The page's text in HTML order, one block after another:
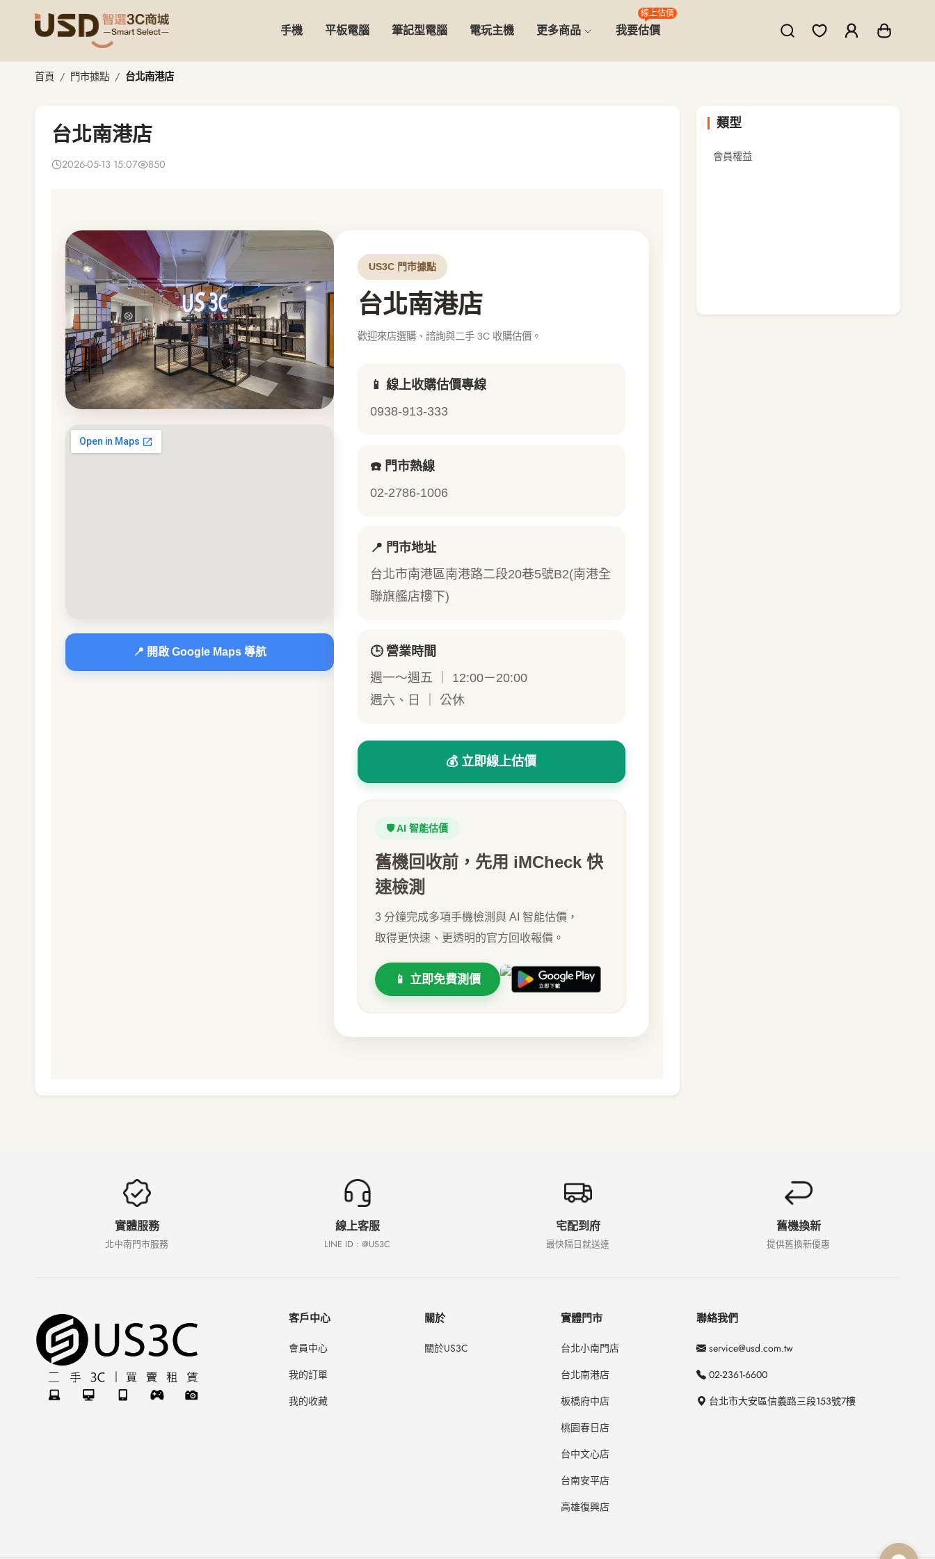
手機 平板電腦 筆記型電腦 電玩主機 更多商品 我要估價
線上估價
台北南港店
首頁 門市據點 台北南港店
台北南港店
2026-05-13 15:07 850
📍 開啟 Google Maps 導航
US3C 門市據點
台北南港店
歡迎來店選購、諮詢與二手 3C 收購估價。
📱 線上收購估價專線
0938-913-333
☎️ 門市熱線
02-2786-1006
📍 門市地址
台北市南港區南港路二段20巷5號B2(南港全
聯旗艦店樓下)
🕒 營業時間
週一～週五 ｜ 12:00－20:00
週六、日 ｜ 公休
💰 立即線上估價
🛡️ AI 智能估價
舊機回收前，先用 iMCheck 快
速檢測
3 分鐘完成多項手機檢測與 AI 智能估價，
取得更快速、更透明的官方回收報價。
📱 立即免費測價
類型
會員權益
實體服務
北中南門市服務
線上客服
LINE ID : @US3C
宅配到府
最快隔日就送達
舊機換新
提供舊換新優惠
客戶中心
會員中心
我的訂單
我的收藏
關於
關於US3C
實體門市
台北小南門店
台北南港店
板橋府中店
桃園春日店
台中文心店
台南安平店
高雄復興店
聯絡我們
service@usd.com.tw
02-2361-6600
台北市大安區信義路三段153號7樓